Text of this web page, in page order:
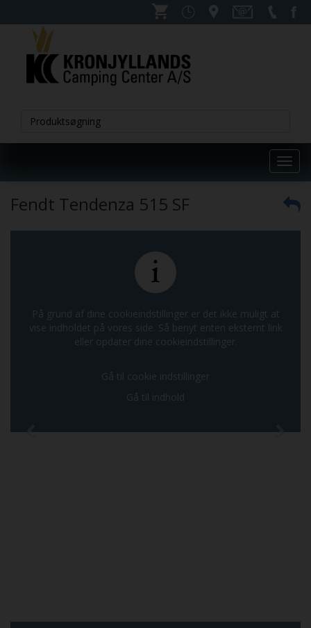
Fendt Tendenza 515 SF
På grund af dine cookieindstillinger er det ikke muligt at
vise indholdet på vores side. Så benyt enten eksternt link
eller opdater dine cookieindstillinger.
Gå til cookie indstillinger
Gå til indhold